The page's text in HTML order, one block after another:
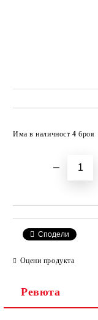
Има в наличност 4 броя
Сподели
Оцени продукта
Ревюта